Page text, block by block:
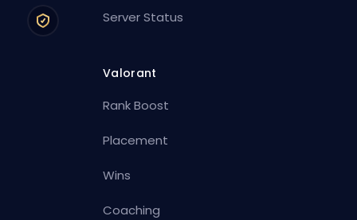
Server Status
Valorant
Rank Boost
Placement
Wins
Coaching